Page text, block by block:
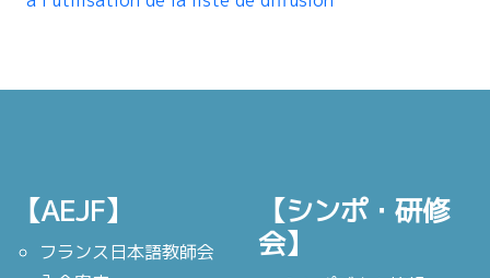
【AEJF】
フランス日本語教師会
【シンポ・研修
会】